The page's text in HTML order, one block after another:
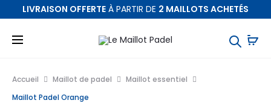
LIVRAISON OFFERTE À PARTIR DE 2 MAILLOTS ACHETÉS
Accueil Maillot de padel
Maillot essentiel
Maillot Padel Orange